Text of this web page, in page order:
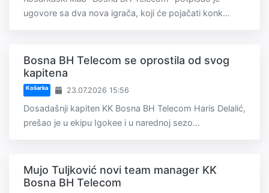
ugovore sa dva nova igrača, koji će pojačati konk...
Bosna BH Telecom se oprostila od svog
kapitena
Košarka 23.07.2026 15:56
Dosadašnji kapiten KK Bosna BH Telecom Haris Delalić,
prešao je u ekipu Igokee i u narednoj sezo...
Mujo Tuljković novi team manager KK
Bosna BH Telecom